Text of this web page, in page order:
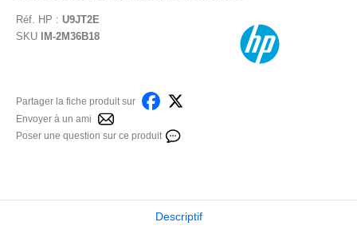
Réf. HP : U9JT2E
SKU
IM-2M36B18
Partager la fiche produit sur
Envoyer à un ami
Poser une question sur ce produit
Descriptif